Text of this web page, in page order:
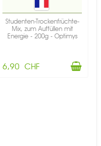
Studenten-Trockenfrüchte-
Mix, zum Auffüllen mit
Energie - 200g - Optimys
6,90 CHF